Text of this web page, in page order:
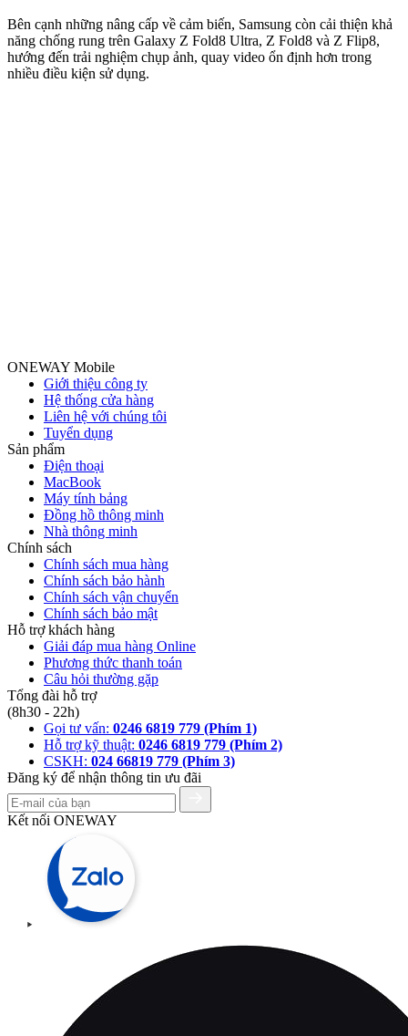
Bên cạnh những nâng cấp về cảm biến, Samsung còn cải thiện khả
năng chống rung trên Galaxy Z Fold8 Ultra, Z Fold8 và Z Flip8,
hướng đến trải nghiệm chụp ảnh, quay video ổn định hơn trong
nhiều điều kiện sử dụng.
ONEWAY Mobile
Giới thiệu công ty
Hệ thống cửa hàng
Liên hệ với chúng tôi
Tuyển dụng
Sản phẩm
Điện thoại
MacBook
Máy tính bảng
Đồng hồ thông minh
Nhà thông minh
Chính sách
Chính sách mua hàng
Chính sách bảo hành
Chính sách vận chuyển
Chính sách bảo mật
Hỗ trợ khách hàng
Giải đáp mua hàng Online
Phương thức thanh toán
Câu hỏi thường gặp
Tổng đài hỗ trợ
(8h30 - 22h)
Gọi tư vấn: 0246 6819 779 (Phím 1)
Hỗ trợ kỹ thuật: 0246 6819 779 (Phím 2)
CSKH: 024 66819 779 (Phím 3)
Đăng ký để nhận thông tin ưu đãi
Kết nối ONEWAY